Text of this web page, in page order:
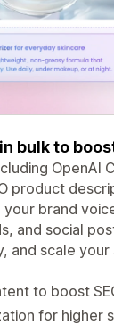
bulk to
OpenAI
product
brand
and social
and scale
to boost
for higher